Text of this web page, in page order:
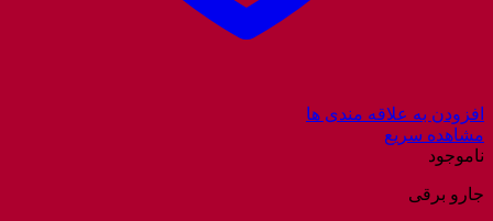
افزودن به علاقه مندی ها
مشاهده سریع
ناموجود
جارو برقی